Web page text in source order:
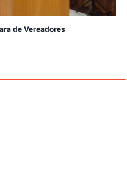
de Vereadores